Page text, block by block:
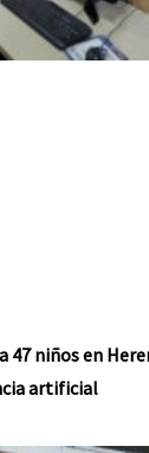
niños en
artificial